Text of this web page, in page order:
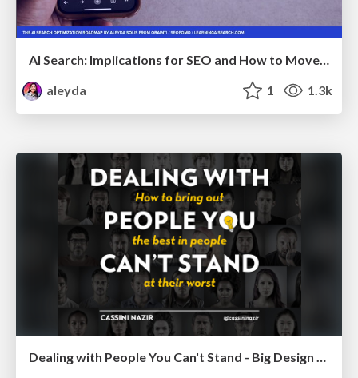
AI Search: Implications for SEO and How to Move Forward - #ShenzhenSEOConference
aleyda
1 1.3k
Dealing with People You Can't Stand - Big Design 2015